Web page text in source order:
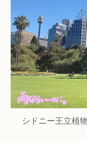
シドニー王立植